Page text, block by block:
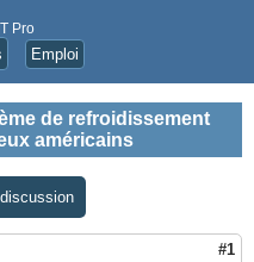
Pro
Emploi
de refroidissement
américains
#1